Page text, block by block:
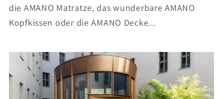
die AMANO Matratze, das wunderbare AMANO
Kopfkissen oder die AMANO Decke...